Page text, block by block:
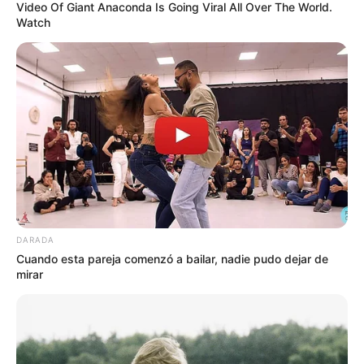
MANTÉNGASE EN ALERTA
Tenemos todas las noticias que le
interesan. Para estar bien informado, por
favor, active las notificaciones de Alerta.
ACTIVAR AHORA
TEMAS DESTACADOS
MARINILLA - ANTIOQUIA
EPM
YONDÓ - ANTIOQUIA
RIONEGRO
Video Of Giant Anaconda Is Going Viral All Over The World.
Watch
DARADA
Cuando esta pareja comenzó a bailar, nadie pudo dejar de
mirar